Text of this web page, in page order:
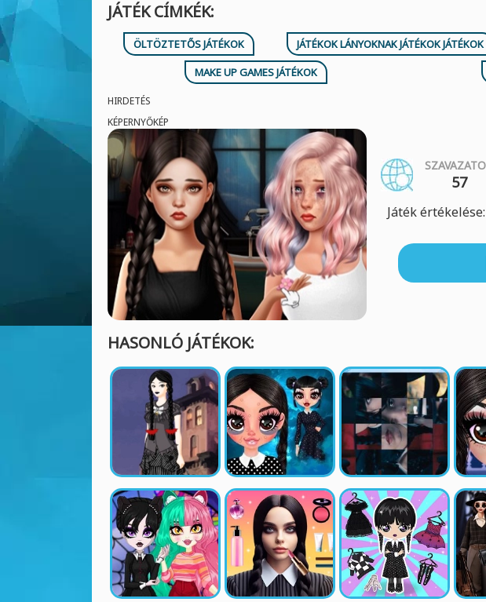
JÁTÉK CÍMKÉK:
ÖLTÖZTETŐS JÁTÉKOK JÁTÉKOK LÁNYOKNAK JÁTÉKOK JÁTÉKOK
MAKE UP GAMES JÁTÉKOK
HIRDETÉS
KÉPERNYŐKÉP
57
Játék értékelése:
HASONLÓ JÁTÉKOK: